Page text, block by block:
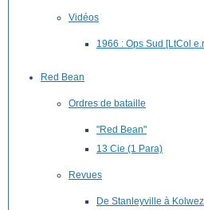
Vidéos
1966 : Ops Sud [LtCol
Red Bean
Ordres de bataille
"Red Bean"
13 Cie (1 Para)
Revues
De Stanleyville à